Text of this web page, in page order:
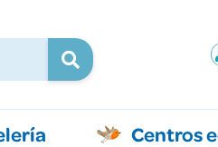
Centros